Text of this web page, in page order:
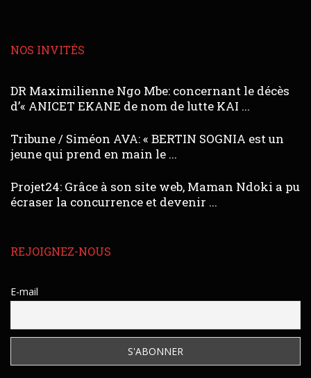
NOS INVITÉS
DR Maximilienne Ngo Mbe: concernant le décès
d’« ANICET EKANE de nom de lutte KAI ...
Tribune / Siméon AVA: « BERTIN SOGNIA est un
jeune qui prend en main le ...
Projet24: Grâce à son site web, Maman Ndoki a pu
écraser la concurrence et devenir ...
REJOIGNEZ-NOUS
E-mail